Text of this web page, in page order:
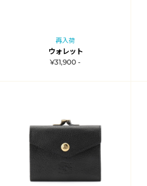
再入荷
ウォレット
¥31,900 -